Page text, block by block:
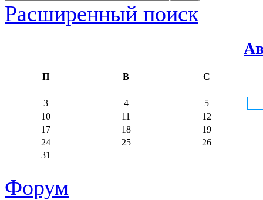
Расширенный поиск
П В С
3 4
5
10
11
12
17
18
19
24
25
26
31
Форум